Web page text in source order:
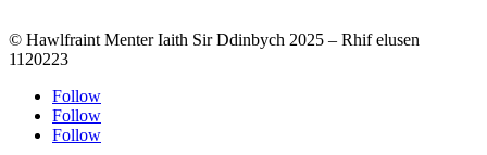
© Hawlfraint Menter Iaith Sir Ddinbych 2025 – Rhif elusen
1120223
Follow
Follow
Follow